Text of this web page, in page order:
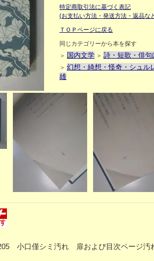
特定商取引法に基づく表記
(お支払い方法・発送方法・返品な
ＴＯＰページに戻る
同じカテゴリーから本を探す
＞ 国内文学 ＞ 詩・短歌・俳句
＞ 幻想・綺想・怪奇・シュル
雄
小口僅シミ汚れ 扉および目次ページ汚